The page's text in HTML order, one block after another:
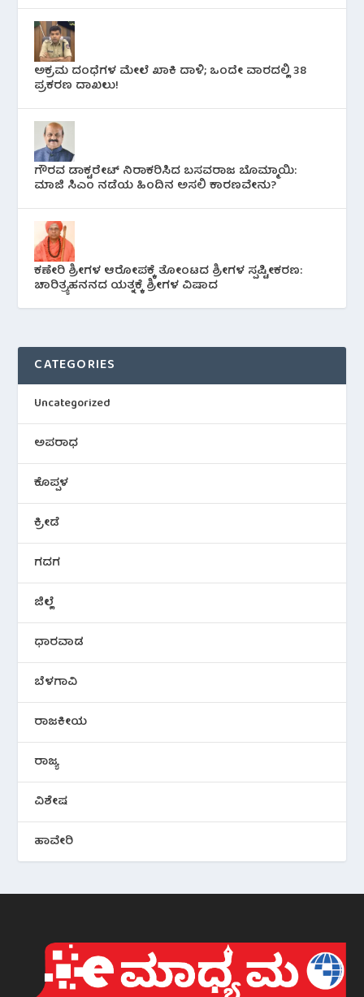
ಅಕ್ರಮ ದಂಧೆಗಳ ಮೇಲೆ ಖಾಕಿ ದಾಳಿ; ಒಂದೇ ವಾರದಲ್ಲಿ 38
ಪ್ರಕರಣ ದಾಖಲು!
ಗೌರವ ಡಾಕ್ಟರೇಟ್ ನಿರಾಕರಿಸಿದ ಬಸವರಾಜ ಬೊಮ್ಮಾಯಿ:
ಮಾಜಿ ಸಿಎಂ ನಡೆಯ ಹಿಂದಿನ ಅಸಲಿ ಕಾರಣವೇನು?
ಕಣೇರಿ ಶ್ರೀಗಳ ಆರೋಪಕ್ಕೆ ತೋಂಟದ ಶ್ರೀಗಳ ಸ್ಪಷ್ಟೀಕರಣ:
ಚಾರಿತ್ರ್ಯಹನನದ ಯತ್ನಕ್ಕೆ ಶ್ರೀಗಳ ವಿಷಾದ
CATEGORIES
Uncategorized
ಅಪರಾಧ
ಕೊಪ್ಪಳ
ಕ್ರೀಡೆ
ಗದಗ
ಜಿಲ್ಲೆ
ಧಾರವಾಡ
ಬೆಳಗಾವಿ
ರಾಜಕೀಯ
ರಾಜ್ಯ
ವಿಶೇಷ
ಹಾವೇರಿ